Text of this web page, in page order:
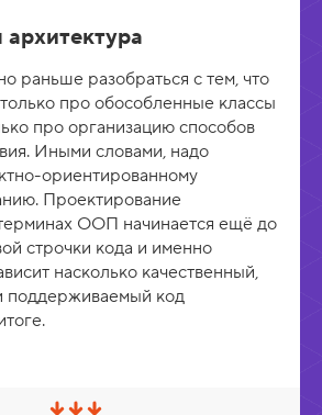
т
/
Р
а
з
в
р
н
у
ь
раньше разобраться с тем, что
про обособленные классы
про организацию способов
Иными словами, надо
ориентированному
Проектирование
ООП начинается ещё до
строчки кода и именно
насколько качественный,
поддерживаемый код